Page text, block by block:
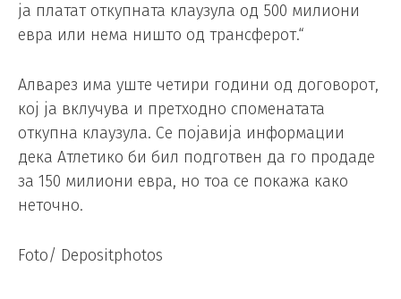
ја платат откупната клаузула од 500 милиони
евра или нема ништо од трансферот.“
Алварез има уште четири години од договорот,
кој ја вклучува и претходно споменатата
откупна клаузула. Се појавија информации
дека Атлетико би бил подготвен да го продаде
за 150 милиони евра, но тоа се покажа како
неточно.
Foto/ Depositphotos